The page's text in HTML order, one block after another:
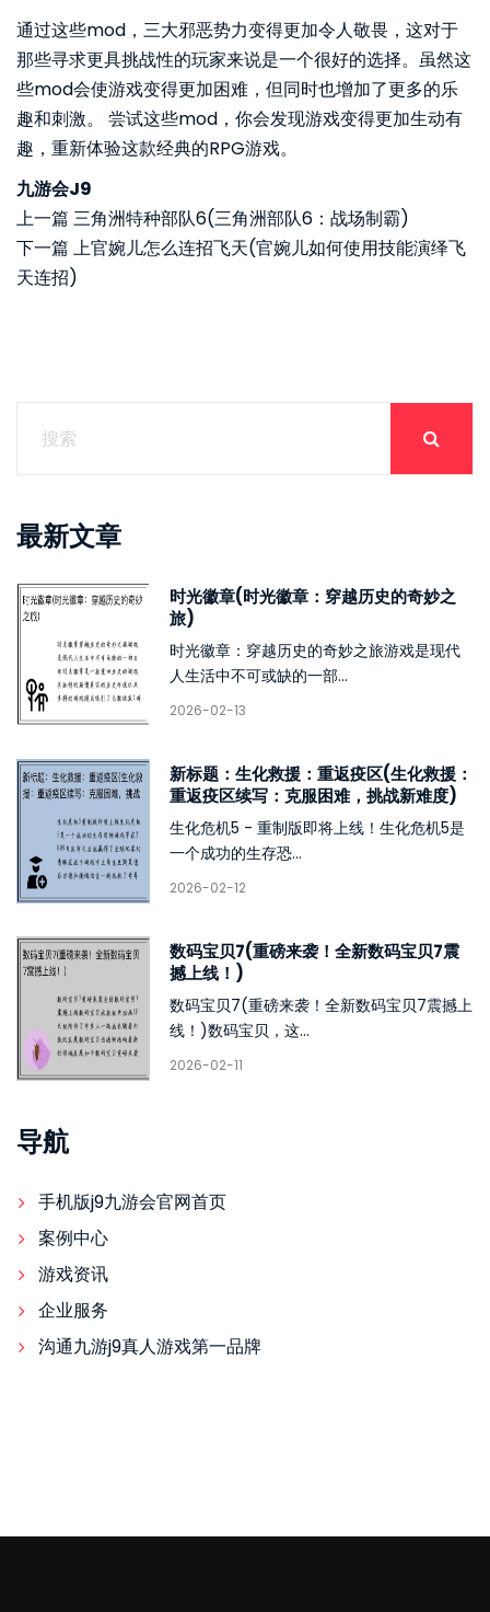
通过这些mod，三大邪恶势力变得更加令人敬畏，这对于
那些寻求更具挑战性的玩家来说是一个很好的选择。虽然这
些mod会使游戏变得更加困难，但同时也增加了更多的乐
趣和刺激。 尝试这些mod，你会发现游戏变得更加生动有
趣，重新体验这款经典的RPG游戏。
九游会J9
上一篇 三角洲特种部队6(三角洲部队6：战场制霸)
下一篇 上官婉儿怎么连招飞天(官婉儿如何使用技能演绎飞
天连招)
最新文章
时光徽章(时光徽章：穿越历史的奇妙之
旅)
时光徽章：穿越历史的奇妙之旅游戏是现代
人生活中不可或缺的一部...
2026-02-13
新标题：生化救援：重返疫区(生化救援：
重返疫区续写：克服困难，挑战新难度)
生化危机5 - 重制版即将上线！生化危机5是
一个成功的生存恐...
2026-02-12
数码宝贝7(重磅来袭！全新数码宝贝7震
撼上线！)
数码宝贝7(重磅来袭！全新数码宝贝7震撼上
线！)数码宝贝，这...
2026-02-11
导航
手机版j9九游会官网首页
案例中心
游戏资讯
企业服务
沟通九游j9真人游戏第一品牌